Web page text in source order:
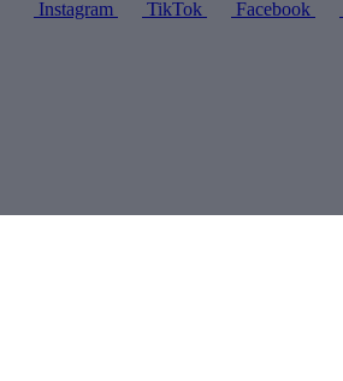
Instagram
TikTok Facebook